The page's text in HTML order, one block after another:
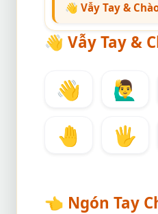
👋 Vẫy Tay &
👋 Vẫy Tay &
👋 🙋‍♂️
🤚
🖐️
👈 Ngón Tay